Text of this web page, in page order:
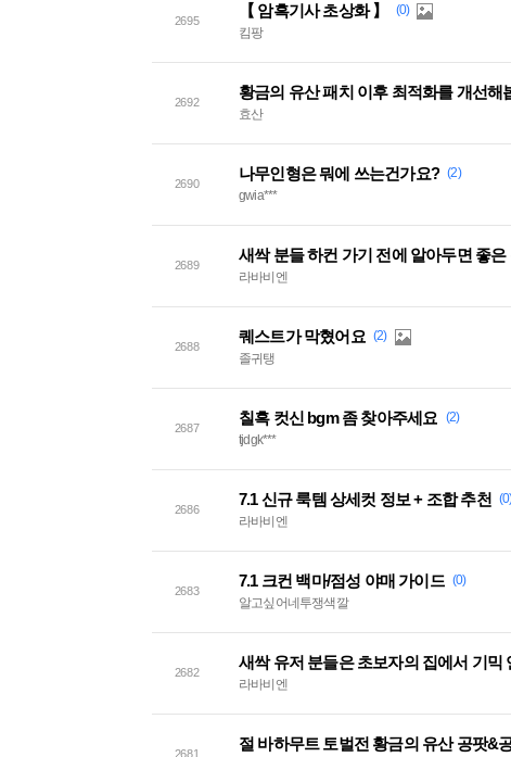
2695
【 암흑기사 초상화 】
(0)
킴팡
2692
황금의 유산 패치 이후 최적화를 개선해
효산
2690
나무인형은 뭐에 쓰는건가요? (2)
gwia***
2689
새싹 분들 하컨 가기 전에 알아두면 좋
라바비엔
2688
퀘스트가 막혔어요 (2)
졸귀탱
2687
칠흑 컷신 bgm 좀 찾아주세요 (2)
tjdgk***
2686
7.1 신규 룩템 상세컷 정보 + 조합 추천
라바비엔
2683
7.1 크컨 백마/점성 야매 가이드 (0)
알고싶어네투쟁색깔
2682
새싹 유저 분들은 초보자의 집에서 기믹
라바비엔
2681
절 바하무트 토벌전 황금의 유산 공팟&